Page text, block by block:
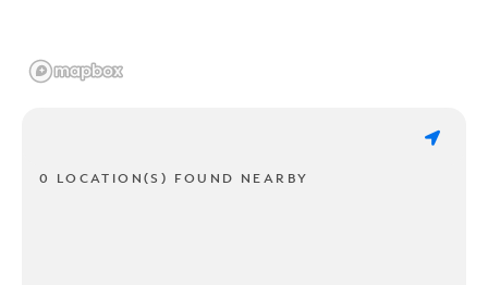
0 LOCATION(S) FOUND NEARBY